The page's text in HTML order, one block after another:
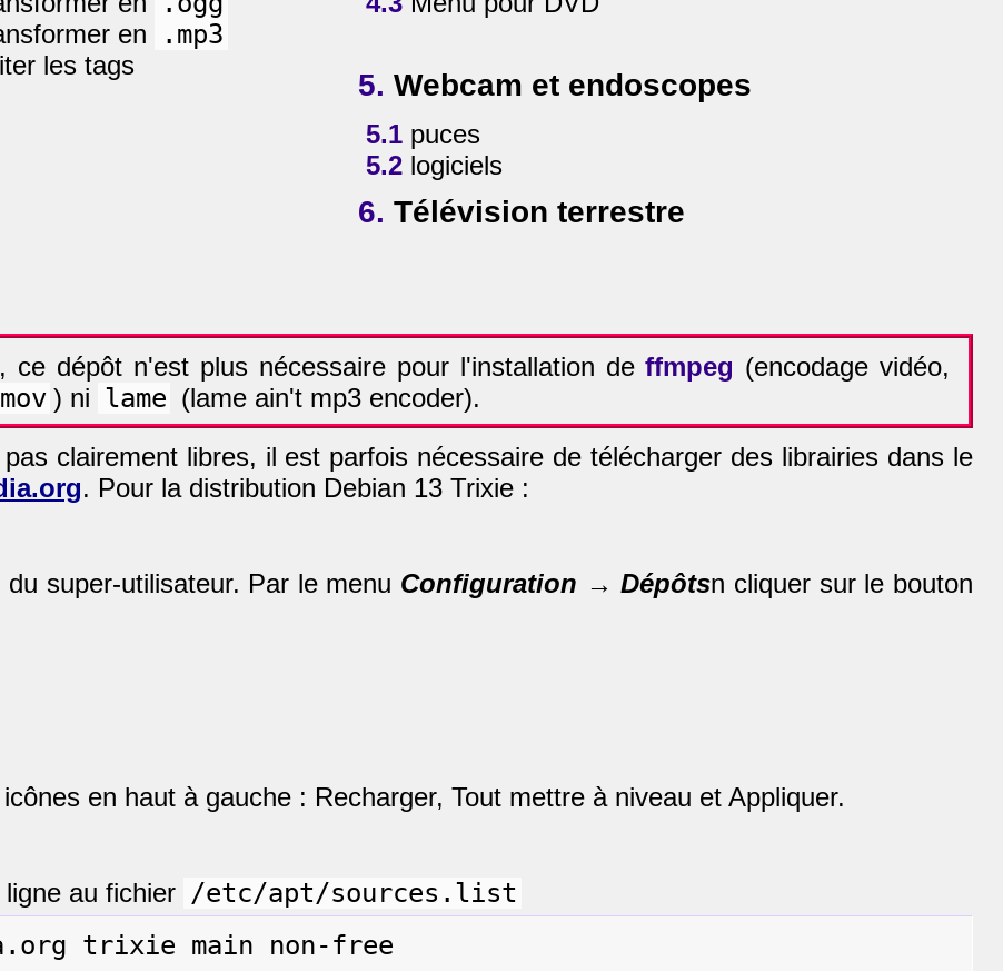
en .mp3
les tags
5. Webcam et endoscopes
5.1 puces
5.2 logiciels
6. Télévision terrestre
ce dépôt n'est plus nécessaire pour l'installation deffmpeg (encodage vidéo,
) ni lame (lame ain't mp3 encoder).
clairement libres, il est parfois nécessaire de télécharger des librairies dans le
. Pour la distribution Debian 13 Trixie :
super-utilisateur. Par le menu Configuration → Dépôtsn cliquer sur le bouton
en haut à gauche : Recharger, Tout mettre à niveau et Appliquer.
au fichier /etc/apt/sources.list